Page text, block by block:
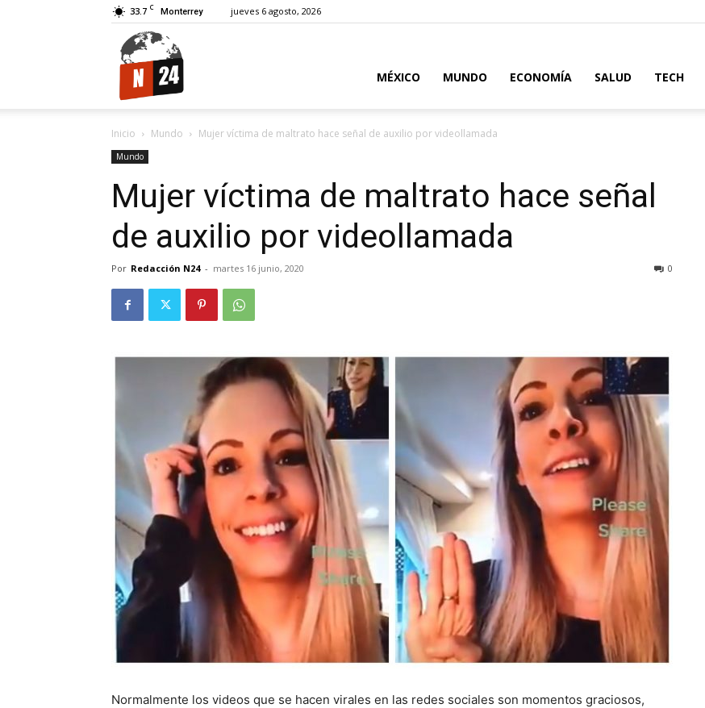
33.7 C Monterrey jueves 6 agosto, 2026
MÉXICO MUNDO ECONOMÍA SALUD TECH
Inicio Mundo Mujer víctima de maltrato hace señal de auxilio por videollamada
Mundo
Mujer víctima de maltrato hace señal
de auxilio por videollamada
Por Redacción N24 - martes 16 junio, 2020 0
Normalmente los videos que se hacen virales en las redes sociales son momentos graciosos,